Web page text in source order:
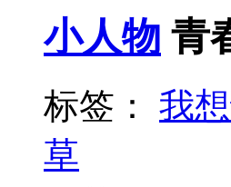
小人物 青
标签： 我
草